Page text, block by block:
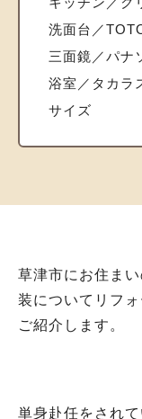
洗面台／
三面鏡／パナ
浴室／タカラ
サイズ
草津市にお住ま
装についてリフ
ご紹介します。
単身赴任をされ